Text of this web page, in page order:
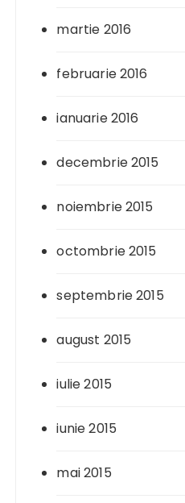
martie 2016
februarie 2016
ianuarie 2016
decembrie 2015
noiembrie 2015
octombrie 2015
septembrie 2015
august 2015
iulie 2015
iunie 2015
mai 2015